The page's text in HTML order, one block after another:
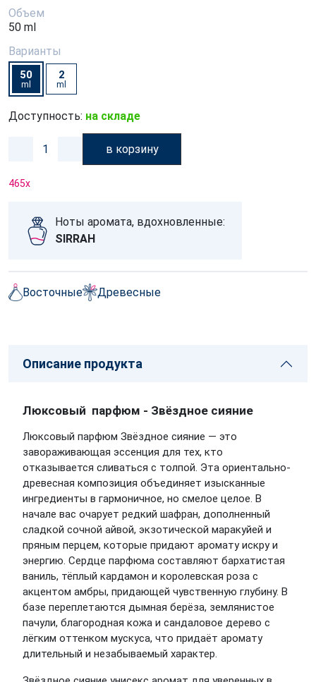
Объем
50 ml
Варианты
50
ml
2
ml
Доступность: на складе
в корзину
465x
Ноты аромата, вдохновленные:
SIRRAH
Восточные Древесные
Описание продукта
Люксовый парфюм - Звёздное сияние
Люксовый парфюм Звёздное сияние — это
завораживающая эссенция для тех, кто
отказывается сливаться с толпой. Эта ориентально-
древесная композиция объединяет изысканные
ингредиенты в гармоничное, но смелое целое. В
начале вас очарует редкий шафран, дополненный
сладкой сочной айвой, экзотической маракуйей и
пряным перцем, которые придают аромату искру и
энергию. Сердце парфюма составляют бархатистая
ваниль, тёплый кардамон и королевская роза с
акцентом амбры, придающей чувственную глубину. В
базе переплетаются дымная берёза, землянистое
пачули, благородная кожа и сандаловое дерево с
лёгким оттенком мускуса, что придаёт аромату
длительный и незабываемый характер.